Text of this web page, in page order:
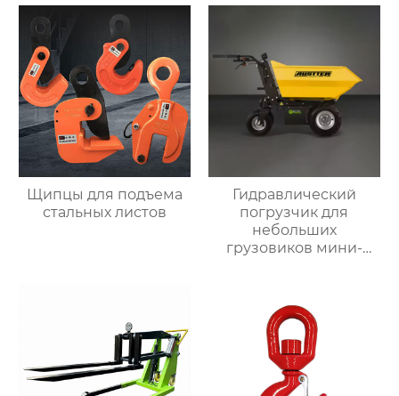
Щипцы для подъема
стальных листов
Гидравлический
погрузчик для
небольших
грузовиков мини-